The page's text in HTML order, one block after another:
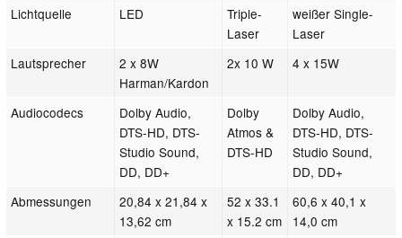
Lichtquelle LED
Triple-
Laser
weißer Single-
Laser
Lautsprecher
2 x 8W
Harman/Kardon
2x 10 W 4 x 15W
Audiocodecs
Dolby Audio,
DTS-HD, DTS-
Studio Sound,
DD, DD+
Dolby
Atmos &
DTS-HD
Dolby Audio,
DTS-HD, DTS-
Studio Sound,
DD, DD+
Abmessungen
20,84 x 21,84 x
13,62 cm
52 x 33.1
x 15.2 cm
60,6 x 40,1 x
14,0 cm